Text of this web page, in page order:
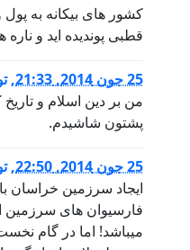
کشور های بیکانه به
قطبی پوندیده اید و
25 جون 2014, 21:33 ,
من بر دین اسلام و
پشتون شاشیدم.
25 جون 2014, 22:50 ,
ایجاد سرزمین خراسان
فارسیوان های سرزمین
میباشد! اما در گام